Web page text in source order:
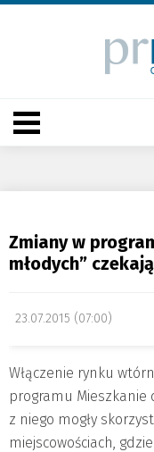
Zmiany w
młodych”
23.07.2015 (07:00)
Włączenie rynku
programu Mieszkanie
z niego mogły
miejscowościach,